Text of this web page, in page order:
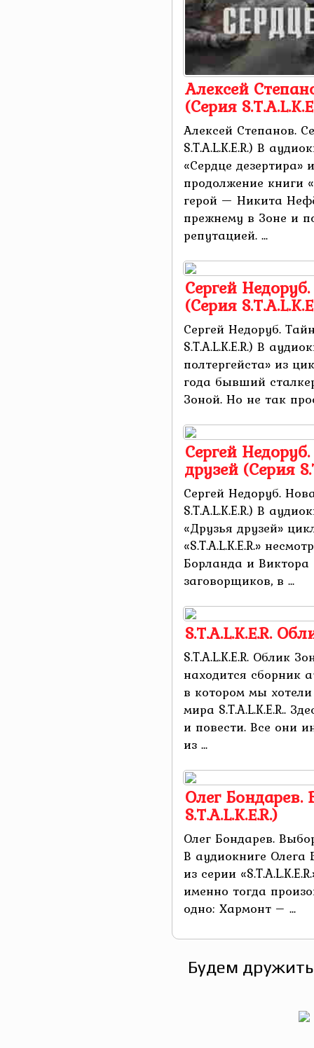
Алексей
(Серия
Алексей Степанов.
S.T.A.L.K.E.R.) В
«Сердце дезертира»
продолжение книги
герой — Никита
прежнему в Зоне и
репутацией. ...
Сергей
(Серия
Сергей Недоруб.
S.T.A.L.K.E.R.) В
полтергейста» из
года бывший
Зоной. Но не так
Сергей
друзей (Серия
Сергей Недоруб.
S.T.A.L.K.E.R.) В
«Друзья друзей»
«S.T.A.L.K.E.R.»
Борланда и
заговорщиков, в ...
S.T.A.L.K.E.R.
S.T.A.L.K.E.R. Облик
находится сборник
в котором мы
мира S.T.A.L.K.E.R..
и повести. Все они
из ...
Олег Бондарев.
S.T.A.L.K.E.R.)
Олег Бондарев.
В аудиокниге Олега
из серии
именно тогда
одно: Хармонт – ...
Будем